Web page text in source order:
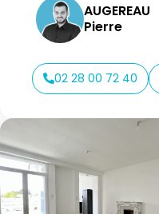
AUGEREAU
Pierre
02 28 00 72 40